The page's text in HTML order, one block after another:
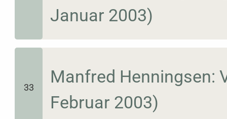
Januar 2003)
33
Manfred Henningsen:
Februar 2003)